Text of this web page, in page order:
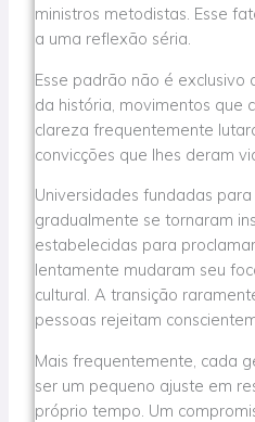
ministros metodistas. Esse
a uma reflexão séria.
Esse padrão não é
da história, movimentos que
clareza frequentemente
convicções que lhes deram
Universidades fundadas
gradualmente se tornaram
estabelecidas para
lentamente mudaram seu
cultural. A transição
pessoas rejeitam
Mais frequentemente, cada
ser um pequeno ajuste em
próprio tempo. Um